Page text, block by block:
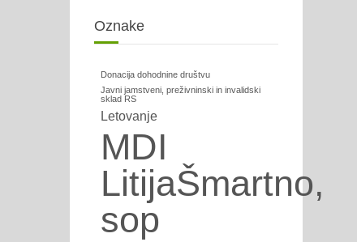
Oznake
Donacija dohodnine društvu
Javni jamstveni, preživninski in invalidski
sklad RS
Letovanje
MDI
LitijaŠmartno,
sop